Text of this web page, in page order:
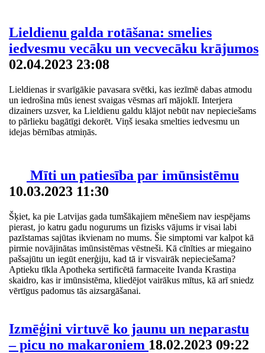
Lieldienu galda rotāšana: smelies
iedvesmu vecāku un vecvecāku krājumos
02.04.2023 23:08
Lieldienas ir svarīgākie pavasara svētki, kas iezīmē dabas atmodu
un iedrošina mūs ienest svaigas vēsmas arī mājoklī. Interjera
dizainers uzsver, ka Lieldienu galdu klājot nebūt nav nepieciešams
to pārlieku bagātīgi dekorēt. Viņš iesaka smelties iedvesmu un
idejas bērnības atmiņās.
Mīti un patiesība par imūnsistēmu
10.03.2023 11:30
Šķiet, ka pie Latvijas gada tumšākajiem mēnešiem nav iespējams
pierast, jo katru gadu nogurums un fizisks vājums ir visai labi
pazīstamas sajūtas ikvienam no mums. Šie simptomi var kalpot kā
pirmie novājinātas imūnsistēmas vēstneši. Kā cīnīties ar miegaino
pašsajūtu un iegūt enerģiju, kad tā ir visvairāk nepieciešama?
Aptieku tīkla Apotheka sertificētā farmaceite Ivanda Krastiņa
skaidro, kas ir imūnsistēma, kliedējot vairākus mītus, kā arī sniedz
vērtīgus padomus tās aizsargāšanai.
Izmēģini virtuvē ko jaunu un neparastu
– picu no makaroniem 18.02.2023 09:22